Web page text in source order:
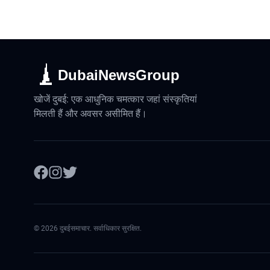
DubaiNewsGroup
खोजें दुबई: एक आधुनिक चमत्कार जहां संस्कृतियां
मिलती हैं और अवसर असीमित हैं।
© 2026 दुबईसमाचार. सर्वाधिकार सुरक्षित.